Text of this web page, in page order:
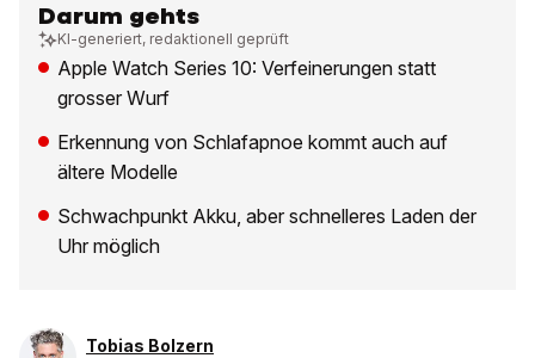
Darum gehts
KI-generiert, redaktionell geprüft
Apple Watch Series 10: Verfeinerungen statt
grosser Wurf
Erkennung von Schlafapnoe kommt auch auf
ältere Modelle
Schwachpunkt Akku, aber schnelleres Laden der
Uhr möglich
Tobias Bolzern